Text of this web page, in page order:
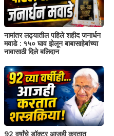
नामांतर लढ्यातील पहिले शहीद जनार्धन
मवाडे : १५० घाव झेलून बाबासाहेबांच्या
नावासाठी दिले बलिदान
92 वर्षांचे डॉक्टर आजही करतात